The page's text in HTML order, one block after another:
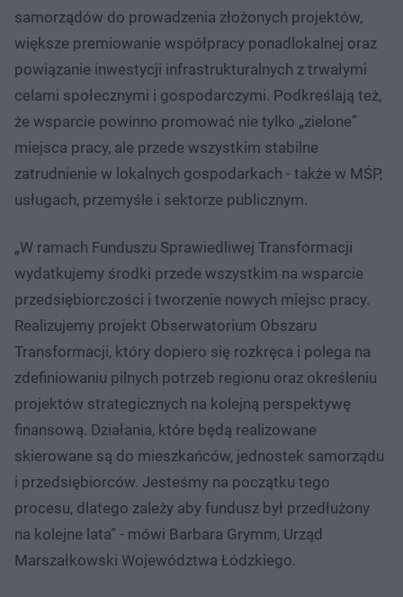
samorządów do prowadzenia złożonych projektów,
większe premiowanie współpracy ponadlokalnej oraz
powiązanie inwestycji infrastrukturalnych z trwałymi
celami społecznymi i gospodarczymi. Podkreślają też,
że wsparcie powinno promować nie tylko „zielone”
miejsca pracy, ale przede wszystkim stabilne
zatrudnienie w lokalnych gospodarkach - także w MŚP,
usługach, przemyśle i sektorze publicznym.
„W ramach Funduszu Sprawiedliwej Transformacji
wydatkujemy środki przede wszystkim na wsparcie
przedsiębiorczości i tworzenie nowych miejsc pracy.
Realizujemy projekt Obserwatorium Obszaru
Transformacji, który dopiero się rozkręca i polega na
zdefiniowaniu pilnych potrzeb regionu oraz określeniu
projektów strategicznych na kolejną perspektywę
finansową. Działania, które będą realizowane
skierowane są do mieszkańców, jednostek samorządu
i przedsiębiorców. Jesteśmy na początku tego
procesu, dlatego zależy aby fundusz był przedłużony
na kolejne lata” - mówi Barbara Grymm, Urząd
Marszałkowski Województwa Łódzkiego.